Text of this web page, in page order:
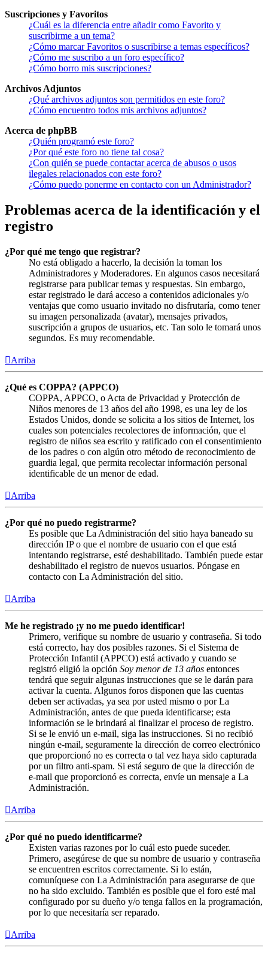
Suscripciones y Favoritos
¿Cuál es la diferencia entre añadir como Favorito y
suscribirme a un tema?
¿Cómo marcar Favoritos o suscribirse a temas específicos?
¿Cómo me suscribo a un foro específico?
¿Cómo borro mis suscripciones?
Archivos Adjuntos
¿Qué archivos adjuntos son permitidos en este foro?
¿Cómo encuentro todos mis archivos adjuntos?
Acerca de phpBB
¿Quién programó este foro?
¿Por qué este foro no tiene tal cosa?
¿Con quién se puede contactar acerca de abusos o usos
ilegales relacionados con este foro?
¿Cómo puedo ponerme en contacto con un Administrador?
Problemas acerca de la identificación y el
registro
¿Por qué me tengo que registrar?
No está obligado a hacerlo, la decisión la toman los
Administradores y Moderadores. En algunos casos necesitará
registrarse para publicar temas y respuestas. Sin embargo,
estar registrado le dará acceso a contenidos adicionales y/o
ventajas que como usuario invitado no disfrutaría, como tener
su imagen personalizada (avatar), mensajes privados,
suscripción a grupos de usuarios, etc. Tan solo le tomará unos
segundos. Es muy recomendable.
Arriba
¿Qué es COPPA? (APPCO)
COPPA, APPCO, o Acta de Privacidad y Protección de
Niños menores de 13 años del año 1998, es una ley de los
Estados Unidos, donde se solicita a los sitios de Internet, los
cuales son potenciales recolectores de información, que el
registro de niños sea escrito y ratificado con el consentimiento
de los padres o con algún otro método de reconocimiento de
guardia legal, que permita recolectar información personal
identificable de un menor de edad.
Arriba
¿Por qué no puedo registrarme?
Es posible que La Administración del sitio haya baneado su
dirección IP o que el nombre de usuario con el que está
intentando registrarse, esté deshabilitado. También puede estar
deshabilitado el registro de nuevos usuarios. Póngase en
contacto con La Administración del sitio.
Arriba
Me he registrado ¡y no me puedo identificar!
Primero, verifique su nombre de usuario y contraseña. Si todo
está correcto, hay dos posibles razones. Si el Sistema de
Protección Infantil (APPCO) está activado y cuando se
registró eligió la opción Soy menor de 13 años entonces
tendrá que seguir algunas instrucciones que se le darán para
activar la cuenta. Algunos foros disponen que las cuentas
deben ser activadas, ya sea por usted mismo o por La
Administración, antes de que pueda identificarse; esta
información se le brindará al finalizar el proceso de registro.
Si se le envió un e-mail, siga las instrucciones. Si no recibió
ningún e-mail, seguramente la dirección de correo electrónico
que proporcionó no es correcta o tal vez haya sido capturada
por un filtro anti-spam. Si está seguro de que la dirección de
e-mail que proporcionó es correcta, envíe un mensaje a La
Administración.
Arriba
¿Por qué no puedo identificarme?
Existen varias razones por lo cuál esto puede suceder.
Primero, asegúrese de que su nombre de usuario y contraseña
se encuentren escritos correctamente. Si lo están,
comuníquese con La Administración para asegurarse de que
no ha sido excluido. También es posible que el foro esté mal
configurado por su dueño y/o tenga fallos en la programación,
por lo que necesitaría ser reparado.
Arriba